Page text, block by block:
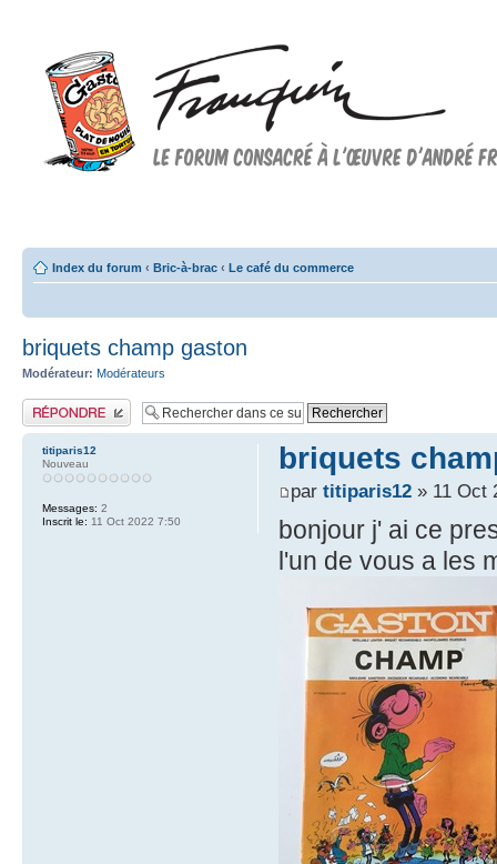
Index du forum ‹ Bric-à-brac ‹ Le café du commerce
briquets champ gaston
Modérateur: Modérateurs
Publier une réponse
briquets
par titiparis12» 11 Oct
bonjour j' ai ce
l'un de vous a les
titiparis12
Nouveau
Messages: 2
Inscrit le: 11 Oct 2022 7:50